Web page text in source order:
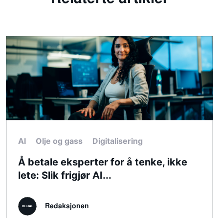
AI Olje og gass Digitalisering
Å betale eksperter for å tenke, ikke
lete: Slik frigjør AI...
Redaksjonen